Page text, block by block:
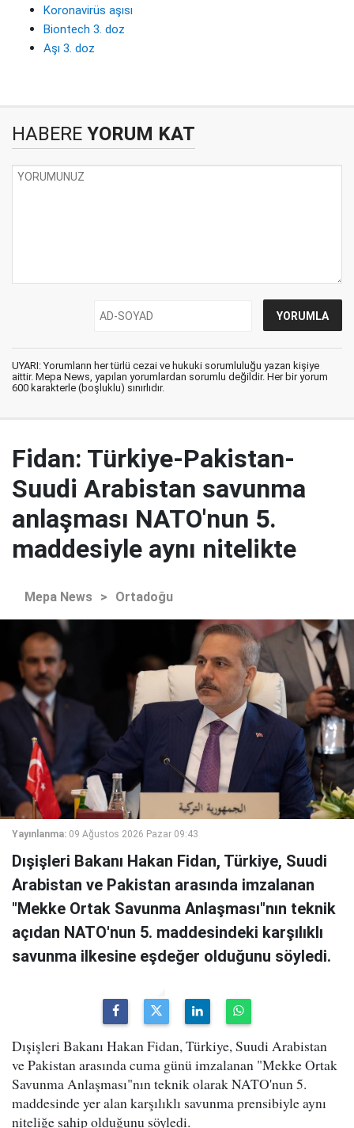
Koronavirüs aşısı
Biontech 3. doz
Aşı 3. doz
HABERE YORUM KAT
UYARI: Yorumların her türlü cezai ve hukuki sorumluluğu yazan kişiye
aittir. Mepa News, yapılan yorumlardan sorumlu değildir. Her bir yorum
600 karakterle (boşluklu) sınırlıdır.
Fidan: Türkiye-Pakistan-
Suudi Arabistan savunma
anlaşması NATO'nun 5.
maddesiyle aynı nitelikte
Mepa News > Ortadoğu
Yayınlanma: 09 Ağustos 2026 Pazar 09:43
Dışişleri Bakanı Hakan Fidan, Türkiye, Suudi
Arabistan ve Pakistan arasında imzalanan
"Mekke Ortak Savunma Anlaşması"nın teknik
açıdan NATO'nun 5. maddesindeki karşılıklı
savunma ilkesine eşdeğer olduğunu söyledi.
Dışişleri Bakanı Hakan Fidan, Türkiye, Suudi Arabistan
ve Pakistan arasında cuma günü imzalanan "Mekke Ortak
Savunma Anlaşması"nın teknik olarak NATO'nun 5.
maddesinde yer alan karşılıklı savunma prensibiyle aynı
niteliğe sahip olduğunu söyledi.